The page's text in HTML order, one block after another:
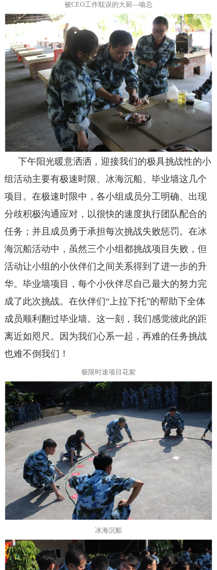
被CEO工作耽误的大厨—喻总
下午阳光暖意洒洒，迎接我们的极具挑战性的小
组活动主要有极速时限、冰海沉船、毕业墙这几个
项目。在极速时限中，各小组成员分工明确、出现
分歧积极沟通应对，以很快的速度执行团队配合的
任务；并且成员勇于承担每次挑战失败惩罚。在冰
海沉船活动中，虽然三个小组都挑战项目失败，但
活动让小组的小伙伴们之间关系得到了进一步的升
华。毕业墙项目，每个小伙伴尽自己最大的努力完
成了此次挑战。在伙伴们“上拉下托”的帮助下全体
成员顺利翻过毕业墙。这一刻，我们感觉彼此的距
离近如咫尺。因为我们心系一起，再难的任务挑战
也难不倒我们！
极限时速项目花絮
冰海沉船